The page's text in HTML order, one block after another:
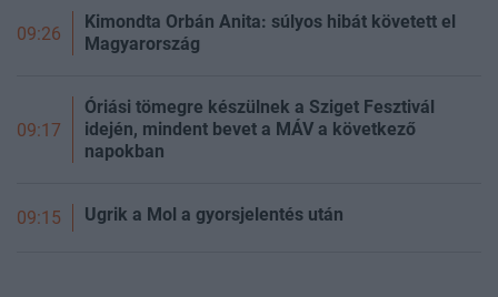
09:26
Kimondta Orbán Anita: súlyos hibát követett el
Magyarország
09:17
Óriási tömegre készülnek a Sziget Fesztivál
idején, mindent bevet a MÁV a következő
napokban
09:15 Ugrik a Mol a gyorsjelentés után